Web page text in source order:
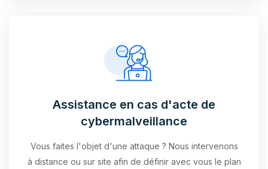
Assistance en cas d'acte de
cybermalveillance
Vous faites l'objet d'une attaque ? Nous intervenons
à distance ou sur site afin de définir avec vous le plan